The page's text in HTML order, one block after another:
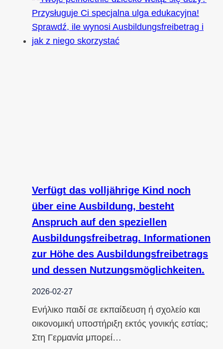
Verfügt das volljährige Kind noch
über eine Ausbildung, besteht
Anspruch auf den speziellen
Ausbildungsfreibetrag. Informationen
zur Höhe des Ausbildungsfreibetrags
und dessen Nutzungsmöglichkeiten.
2026-02-27
Ενήλικο παιδί σε εκπαίδευση ή σχολείο και
οικονομική υποστήριξη εκτός γονικής εστίας;
Στη Γερμανία μπορεί…